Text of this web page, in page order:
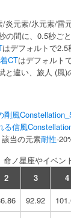
炎元素/氷元素/雷
の間に、0.5秒ご
はデフォルトで2.5
CTはデフォルト
と違い、旅人 (風)
剛風
る信風
当の元素耐性-
ノ星座やイベン
2 3 4
92.92